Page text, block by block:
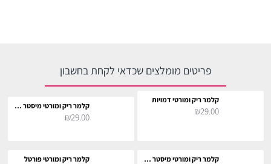
פריטים מומלצים שכדאי לקחת בחשבון
קלמר ריק ומורטי דמויות
₪29.00 קלמר ריק ומורטי מיסטר מיסיקס
₪29.00
קלמר ריק ומורטי מיסטר מיסיקס קלמר ריק ומורטי פורטל